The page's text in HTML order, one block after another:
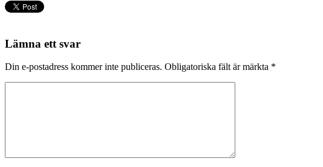
Lämna ett svar
Din e-postadress kommer inte publiceras. Obligatoriska fält är märkta *